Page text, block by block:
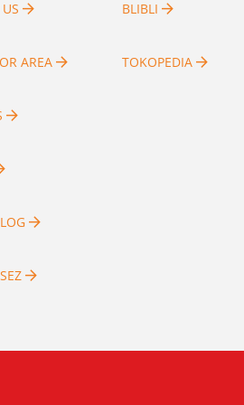
AREA
BLIBLI
TOKOPEDIA